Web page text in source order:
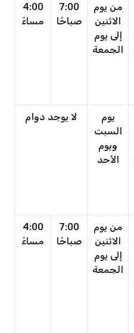
من يوم
الاثنين
إلى يوم
الجمعة
7:00
صباحًا
4:00
مساءً
يوم
السبت
ويوم
الأحد
لا يوجد دوام
من يوم
الاثنين
إلى يوم
الجمعة
7:00
صباحًا
4:00
مساءً